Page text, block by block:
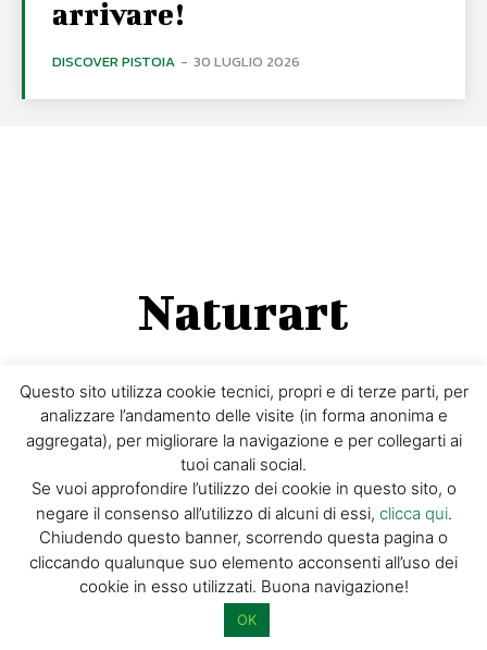
arrivare!
DISCOVER PISTOIA - 30 LUGLIO 2026
Naturart
NATURART
Pubblicazione di punta della Giorgio Tesi Editrice è
la rivista quadrimestrale gratuitaNATURART, edita in
italiano e inglese dal 2010 con l’intento di valorizzare in
Italia e all’estero le eccellenze e i tesori custoditi
da Pistoia e dalla sua provincia.
Questo sito utilizza cookie tecnici, propri e di terze parti, per
analizzare l’andamento delle visite (in forma anonima e
aggregata), per migliorare la navigazione e per collegarti ai
tuoi canali social.
Se vuoi approfondire l’utilizzo dei cookie in questo sito, o
negare il consenso all’utilizzo di alcuni di essi, clicca qui.
Chiudendo questo banner, scorrendo questa pagina o
cliccando qualunque suo elemento acconsenti all’uso dei
cookie in esso utilizzati. Buona navigazione!
OK